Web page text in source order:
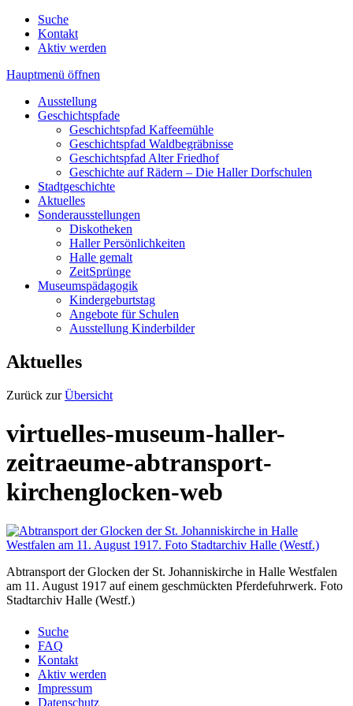
Suche
Kontakt
Aktiv werden
Hauptmenü öffnen
Ausstellung
Geschichtspfade
Geschichtspfad Kaffeemühle
Geschichtspfad Waldbegräbnisse
Geschichtspfad Alter Friedhof
Geschichte auf Rädern – Die Haller Dorfschulen
Stadtgeschichte
Aktuelles
Sonderausstellungen
Diskotheken
Haller Persönlichkeiten
Halle gemalt
ZeitSprünge
Museumspädagogik
Kindergeburtstag
Angebote für Schulen
Ausstellung Kinderbilder
Aktuelles
Zurück zurÜbersicht
virtuelles-museum-haller-
zeitraeume-abtransport-
kirchenglocken-web
Abtransport der Glocken der St. Johanniskirche in Halle Westfalen
am 11. August 1917 auf einem geschmückten Pferdefuhrwerk. Foto
Stadtarchiv Halle (Westf.)
Suche
FAQ
Kontakt
Aktiv werden
Impressum
Datenschutz